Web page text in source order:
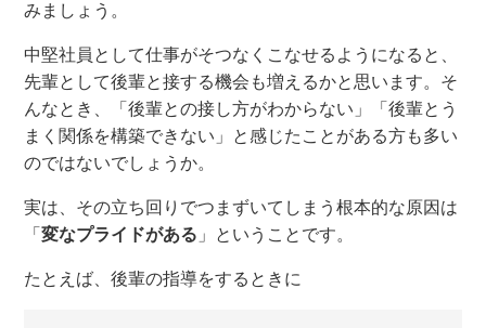
みましょう 。
中堅社員 と して仕事がそつなくこなせるようになると
先輩として後輩と接する機会も増えるかと思います。 そ
んなとき、「後輩との接し方がわからない」「後輩とう
まく関係を構築できない」と感じたことがある方も多い
のではないでしょうか。
実は、 その立ち回りでつまずいてしまう根本的な原因は
「変なプライドがある 」 という こと です。
たとえば、後輩の指導をするときに